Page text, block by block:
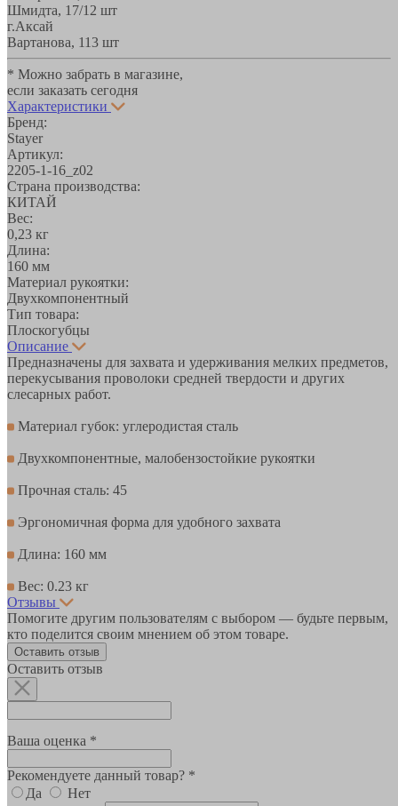
Шмидта, 17/1 2 шт
г.Аксай
Вартанова, 113 шт
* Можно забрать в магазине,
если заказать сегодня
Характеристики
Бренд:
Stayer
Артикул:
2205-1-16_z02
Страна производства:
КИТАЙ
Вес:
0,23 кг
Длина:
160 мм
Материал рукоятки:
Двухкомпонентный
Тип товара:
Плоскогубцы
Описание
Предназначены для захвата и удерживания мелких предметов,
перекусывания проволоки средней твердости и других
слесарных работ.
Материал губок: углеродистая сталь
Двухкомпонентные, малобензостойкие рукоятки
Прочная сталь: 45
Эргономичная форма для удобного захвата
Длина: 160 мм
Вес: 0.23 кг
Отзывы
Помогите другим пользователям с выбором — будьте первым,
кто поделится своим мнением об этом товаре.
Оставить отзыв
Оставить отзыв
Ваша оценка *
Рекомендуете данный товар? *
Да
Нет